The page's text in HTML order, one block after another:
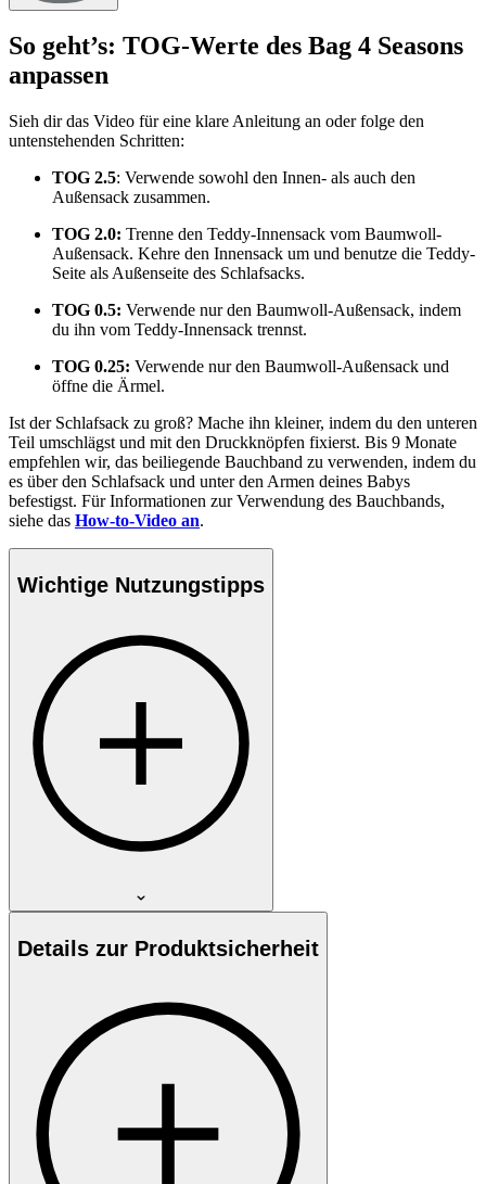
So geht’s: TOG-Werte des Bag 4 Seasons
anpassen
Sieh dir das Video für eine klare Anleitung an oder folge den
untenstehenden Schritten:
TOG 2.5: Verwende sowohl den Innen- als auch den
Außensack zusammen.
TOG 2.0: Trenne den Teddy-Innensack vom Baumwoll-
Außensack. Kehre den Innensack um und benutze die Teddy-
Seite als Außenseite des Schlafsacks.
TOG 0.5: Verwende nur den Baumwoll-Außensack, indem
du ihn vom Teddy-Innensack trennst.
TOG 0.25: Verwende nur den Baumwoll-Außensack und
öffne die Ärmel.
Ist der Schlafsack zu groß? Mache ihn kleiner, indem du den unteren
Teil umschlägst und mit den Druckknöpfen fixierst. Bis 9 Monate
empfehlen wir, das beiliegende Bauchband zu verwenden, indem du
es über den Schlafsack und unter den Armen deines Babys
befestigst. Für Informationen zur Verwendung des Bauchbands,
siehe das How-to-Video an.
Wichtige Nutzungstipps
Details zur Produktsicherheit